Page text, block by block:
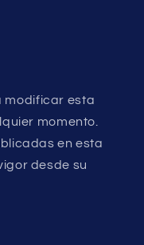
modificar esta
momento.
en esta
desde su